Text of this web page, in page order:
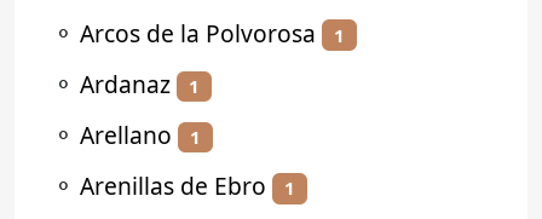
⚬ Arcos de la Polvorosa 1
⚬ Ardanaz 1
⚬ Arellano 1
⚬ Arenillas de Ebro 1